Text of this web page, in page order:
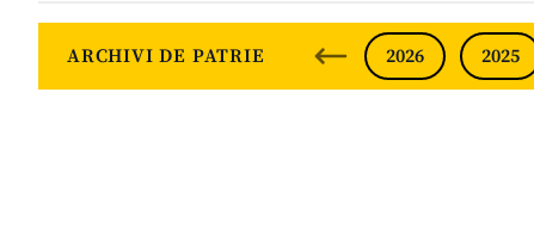
ARCHIVI DE PATRIE 2026 2025